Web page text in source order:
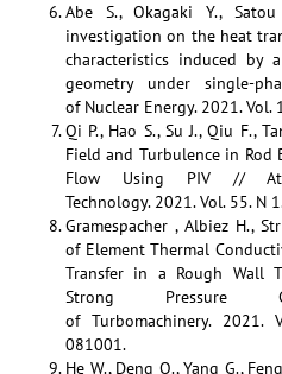
Abe S., Okagaki Y.,
investigation on the heat
characteristics induced by
geometry under single-
of Nuclear Energy. 2021. Vol.
Qi P., Hao S., Su J., Qiu F.,
Field and Turbulence in Rod
Flow Using PIV //
Technology. 2021. Vol. 55. N
Gramespacher , Albiez H.,
of Element Thermal
Transfer in a Rough Wall
Strong Pressure
of Turbomachinery.
081001.
He W., Deng Q., Yang G.,